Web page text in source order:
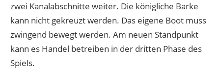
zwei Kanalabschnitte weiter. Die königliche Barke
kann nicht gekreuzt werden. Das eigene Boot muss
zwingend bewegt werden. Am neuen Standpunkt
kann es Handel betreiben in der dritten Phase des
Spiels.